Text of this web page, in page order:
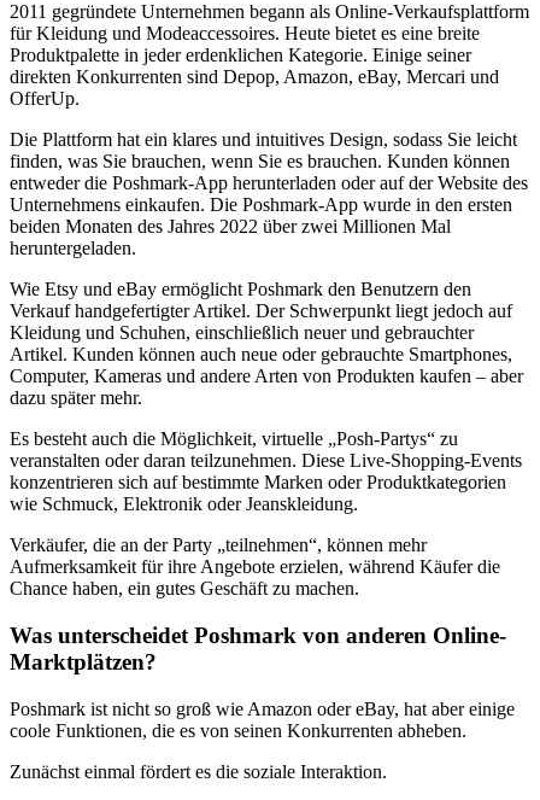
2011 gegründete Unternehmen begann als Online-Verkaufsplattform
für Kleidung und Modeaccessoires. Heute bietet es eine breite
Produktpalette in jeder erdenklichen Kategorie. Einige seiner
direkten Konkurrenten sind Depop, Amazon, eBay, Mercari und
OfferUp.
Die Plattform hat ein klares und intuitives Design, sodass Sie leicht
finden, was Sie brauchen, wenn Sie es brauchen. Kunden können
entweder die Poshmark-App herunterladen oder auf der Website des
Unternehmens einkaufen. Die Poshmark-App wurde in den ersten
beiden Monaten des Jahres 2022 über zwei Millionen Mal
heruntergeladen.
Wie Etsy und eBay ermöglicht Poshmark den Benutzern den
Verkauf handgefertigter Artikel. Der Schwerpunkt liegt jedoch auf
Kleidung und Schuhen, einschließlich neuer und gebrauchter
Artikel. Kunden können auch neue oder gebrauchte Smartphones,
Computer, Kameras und andere Arten von Produkten kaufen – aber
dazu später mehr.
Es besteht auch die Möglichkeit, virtuelle „Posh-Partys“ zu
veranstalten oder daran teilzunehmen. Diese Live-Shopping-Events
konzentrieren sich auf bestimmte Marken oder Produktkategorien
wie Schmuck, Elektronik oder Jeanskleidung.
Verkäufer, die an der Party „teilnehmen“, können mehr
Aufmerksamkeit für ihre Angebote erzielen, während Käufer die
Chance haben, ein gutes Geschäft zu machen.
Was unterscheidet Poshmark von anderen Online-
Marktplätzen?
Poshmark ist nicht so groß wie Amazon oder eBay, hat aber einige
coole Funktionen, die es von seinen Konkurrenten abheben.
Zunächst einmal fördert es die soziale Interaktion.